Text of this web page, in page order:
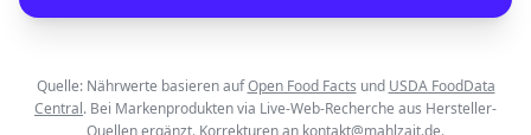
Quelle: Nährwerte basieren auf Open Food Facts und USDA FoodData
Central. Bei Markenprodukten via Live-Web-Recherche aus Hersteller-
Quellen ergänzt. Korrekturen an kontakt@mahlzait.de.